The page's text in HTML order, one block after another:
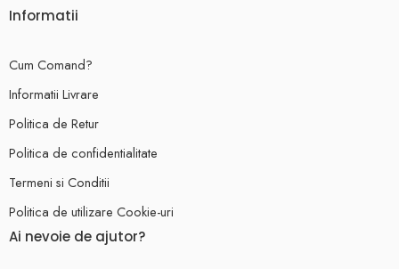
Informatii
Cum Comand?
Informatii Livrare
Politica de Retur
Politica de confidentialitate
Termeni si Conditii
Politica de utilizare Cookie-uri
Ai nevoie de ajutor?